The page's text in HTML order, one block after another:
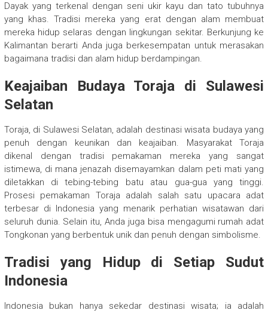
Dayak yang terkenal dengan seni ukir kayu dan tato tubuhnya
yang khas. Tradisi mereka yang erat dengan alam membuat
mereka hidup selaras dengan lingkungan sekitar. Berkunjung ke
Kalimantan berarti Anda juga berkesempatan untuk merasakan
bagaimana tradisi dan alam hidup berdampingan.
Keajaiban Budaya Toraja di Sulawesi
Selatan
Toraja, di Sulawesi Selatan, adalah destinasi wisata budaya yang
penuh dengan keunikan dan keajaiban. Masyarakat Toraja
dikenal dengan tradisi pemakaman mereka yang sangat
istimewa, di mana jenazah disemayamkan dalam peti mati yang
diletakkan di tebing-tebing batu atau gua-gua yang tinggi.
Prosesi pemakaman Toraja adalah salah satu upacara adat
terbesar di Indonesia yang menarik perhatian wisatawan dari
seluruh dunia. Selain itu, Anda juga bisa mengagumi rumah adat
Tongkonan yang berbentuk unik dan penuh dengan simbolisme.
Tradisi yang Hidup di Setiap Sudut
Indonesia
Indonesia bukan hanya sekedar destinasi wisata; ia adalah